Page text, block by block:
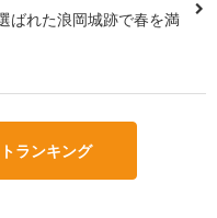
ばれた浪岡城跡で春を満
ランキング